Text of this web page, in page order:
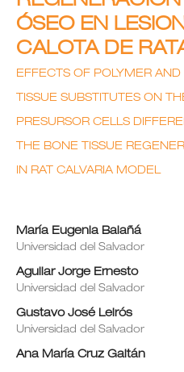
ÓSEO EN
CALOTA DE
EFFECTS OF POLYMER
TISSUE SUBSTITUTES ON
PRESURSOR CELLS
THE BONE TISSUE
IN RAT CALVARIA MODEL
María Eugenia Balañá
Universidad del Salvador
Aguilar Jorge Ernesto
Universidad del Salvador
Gustavo José Leirós
Universidad del Salvador
Ana María Cruz Gaitán